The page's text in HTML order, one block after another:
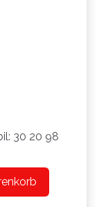
30 20 98